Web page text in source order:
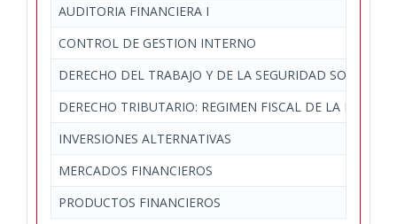
AUDITORIA FINANCIERA I
CONTROL DE GESTION INTERNO
DERECHO DEL TRABAJO Y DE LA SEGURIDAD SOCIAL
DERECHO TRIBUTARIO: REGIMEN FISCAL DE LA
INVERSIONES ALTERNATIVAS
MERCADOS FINANCIEROS
PRODUCTOS FINANCIEROS